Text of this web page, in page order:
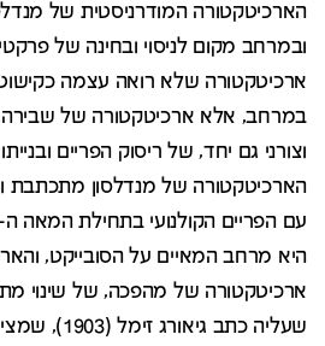
הארכיטקטורה המודרניסטית של
ובמרחב מקום לניסוי ובחינה של
ארכיטקטורה שלא רואה עצמה
במרחב, אלא ארכיטקטורה של שבירה,
וצורני גם יחד, של ריסוק הפריים
הארכיטקטורה של מנדלסון מתכתבת
היא מרחב המאיים על הסובייקט,
ארכיטקטורה של מהפכה, של שינוי
שעליה כתב